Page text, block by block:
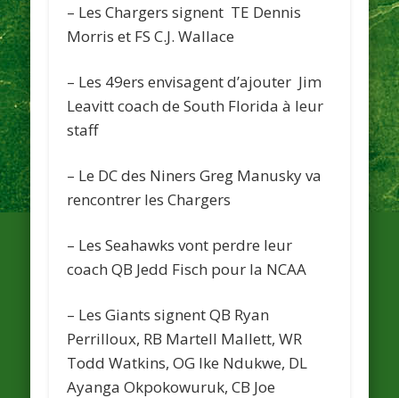
– LesChargerssignent TE Dennis
Morris et FS C.J. Wallace
– Les 49ersenvisagent d’ajouter Jim
Leavitt coach de South Florida à leur
staff
– Le DC des NinersGreg Manusky va
rencontrer lesChargers
– LesSeahawksvont perdre leur
coach QB Jedd Fisch pour la NCAA
– LesGiantssignent QB Ryan
Perrilloux, RB Martell Mallett, WR
Todd Watkins, OG Ike Ndukwe, DL
Ayanga Okpokowuruk, CB Joe